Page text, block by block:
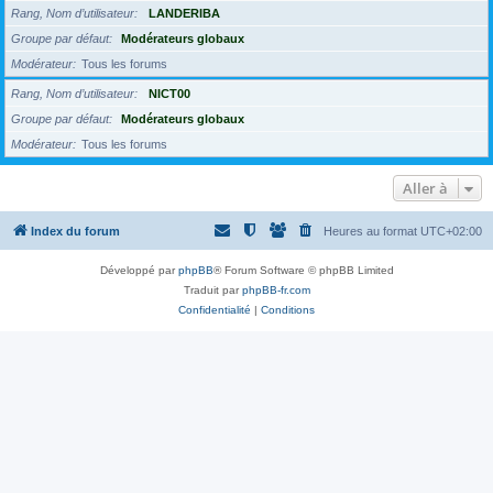
Rang, Nom d’utilisateur
LANDERIBA
Groupe par défaut
Modérateurs globaux
Modérateur
Tous les forums
Rang, Nom d’utilisateur
NICT00
Groupe par défaut
Modérateurs globaux
Modérateur
Tous les forums
Aller à
Index du forum Heures au format UTC+02:00
Développé parphpBB® Forum Software © phpBB Limited
Traduit parphpBB-fr.com
Confidentialité | Conditions